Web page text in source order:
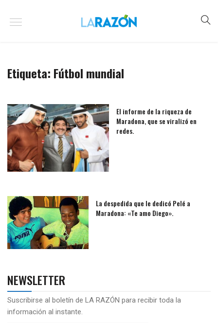
Etiqueta: Fútbol mundial
El informe de la riqueza de
Maradona, que se viralizó en
redes.
La despedida que le dedicó Pelé a
Maradona: «Te amo Diego».
NEWSLETTER
Suscribirse al boletín de LA RAZÓN para recibir toda la
información al instante.